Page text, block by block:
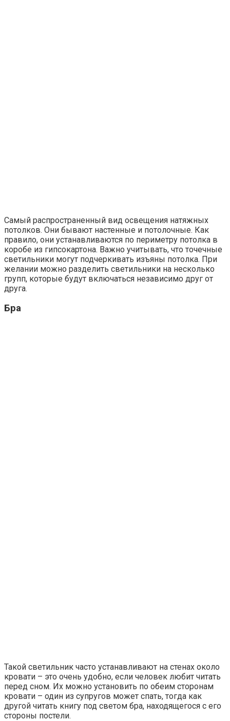
Самый распространенный вид освещения натяжных
потолков. Они бывают настенные и потолочные. Как
правило, они устанавливаются по периметру потолка в
коробе из гипсокартона. Важно учитывать, что точечные
светильники могут подчеркивать изъяны потолка. При
желании можно разделить светильники на несколько
групп, которые будут включаться независимо друг от
друга.
Бра
Такой светильник часто устанавливают на стенах около
кровати – это очень удобно, если человек любит читать
перед сном. Их можно установить по обеим сторонам
кровати – один из супругов может спать, тогда как
другой читать книгу под светом бра, находящегося с его
стороны постели.